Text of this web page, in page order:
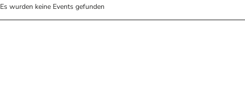
Es wurden keine Events gefunden